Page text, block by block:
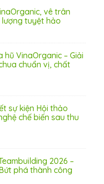
vê trân
tuyệt hảo
hũ VinaOrganic – Giải
chuẩn vị, chất
sự kiện Hội thảo
chế biến sau thu
2026 –
phá thành công